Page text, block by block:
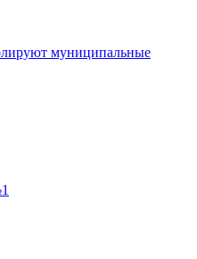
муниципальные